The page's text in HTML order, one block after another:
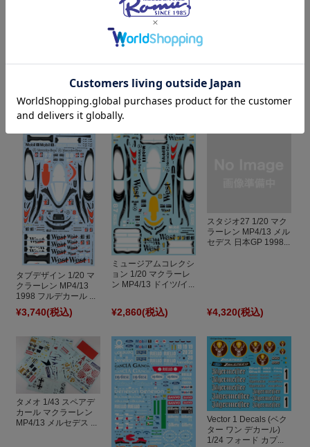
この商品を見た人はこんな商品も見ています
タブデザイン 1/20 マ
クラーレン MP4/13
1998 フルデカール ...
¥3,740(税込)
ミュージアムコレクシ
ョン 1/20 マクラーレ
ン MP4/13 ドイツ/イ...
¥2,860(税込)
スタジオ27 1/20 マク
ラーレン MP4/13 メル
セデス 日本GP 1998...
¥4,320(税込)
タメオ 1/43 スペアデ
カール マクラーレン
MP4/13 メルセデス ...
Vector 1 Decals (ベク
ター ワン デカール)
1/24 フォード カプ...